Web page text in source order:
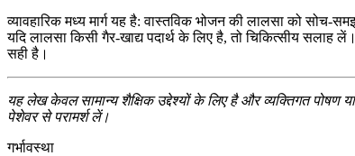
व्यावहारिक मध्य मार्ग यह है: वास्तविक भोजन की लालसा को
यदि लालसा किसी गैर-खाद्य पदार्थ के लिए है, तो चिकित्सीय
सही है।
यह लेख केवल सामान्य शैक्षिक उद्देश्यों के लिए है और व्यक्तिगत पोषण
पेशेवर से परामर्श लें।
गर्भावस्था